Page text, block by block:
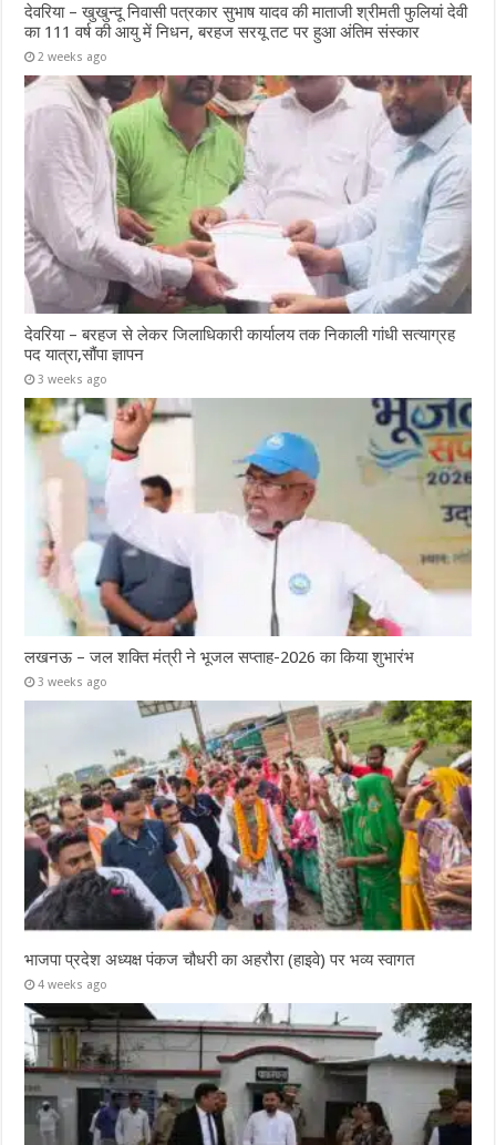
देवरिया – खुखुन्दू निवासी पत्रकार सुभाष यादव की माताजी श्रीमती फुलियां देवी
का 111 वर्ष की आयु में निधन, बरहज सरयू तट पर हुआ अंतिम संस्कार
2 weeks ago
देवरिया – बरहज से लेकर जिलाधिकारी कार्यालय तक निकाली गांधी सत्याग्रह
पद यात्रा,सौंपा ज्ञापन
3 weeks ago
लखनऊ – जल शक्ति मंत्री ने भूजल सप्ताह-2026 का किया शुभारंभ
3 weeks ago
भाजपा प्रदेश अध्यक्ष पंकज चौधरी का अहरौरा (हाइवे) पर भव्य स्वागत
4 weeks ago